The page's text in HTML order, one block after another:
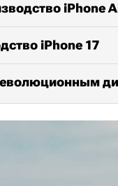
iPhone
iPhone 17